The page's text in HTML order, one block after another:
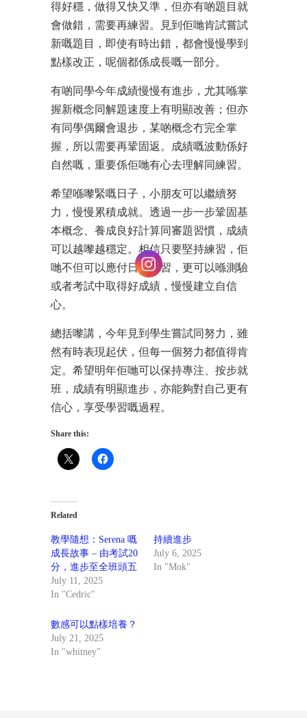
得好穩，做得又快又準，但亦有啲題目就
會做錯，需要再練習。見到佢哋肯試嘗試
新嘅題目，即使有時出錯，都會慢慢學到
點樣改正，呢個都係成長嘅一部分。
有啲同學今年成績慢慢有進步，尤其喺掌
握新概念同解題速度上有明顯改善；但亦
有同學偶爾會退步，某啲概念冇完全掌
握，所以需要再鞏固返。成績嘅波動係好
自然嘅，重要係佢哋有心去理解同練習。
希望喺嚟緊嘅日子，小朋友可以繼續努
力，慢慢累積成就。透過一步一步鞏固基
本概念、養成良好計算同審題習慣，成績
可以越嚟越穩定。相信只要堅持練習，佢
哋不但可以應付日常練習，更可以喺測驗
或者考試中取得好成績，慢慢建立自信
心。
總括嚟講，今年見到學生嘗試同努力，雖
然有時表現起伏，但每一個努力都值得肯
定。希望明年佢哋可以保持專注、按步就
班，成績有明顯進步，亦能夠對自己更有
信心，享受學習嘅過程。
Share this:
Related
教學隨想：Serena 嘅
成長故事 – 由考試20
分，進步至全班頭五
July 11, 2025
In "Cedric"
持續進步
July 6, 2025
In "Mok"
數感可以點樣培養？
July 21, 2025
In "whitney"